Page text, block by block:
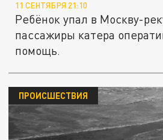
11 СЕНТЯБРЯ 21:10
Ребёнок упал в Москву-
пассажиры катера
помощь.
ПРОИСШЕСТВИЯ